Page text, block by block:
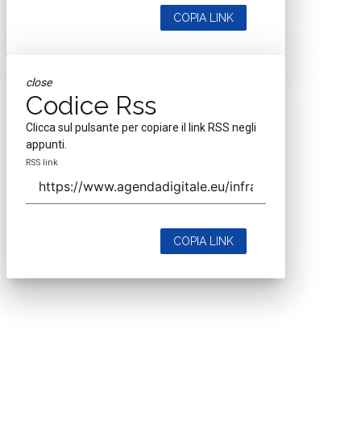
COPIA LINK
close
Codice Rss
Clicca sul pulsante per copiare il link RSS negli
appunti.
RSS link
COPIA LINK